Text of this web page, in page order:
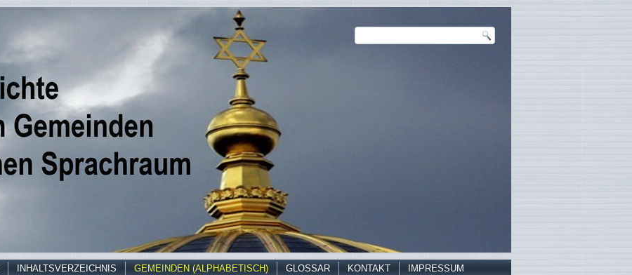
INHALTSVERZEICHNIS GEMEINDEN (ALPHABETISCH) GLOSSAR KONTAKT
IMPRESSUM